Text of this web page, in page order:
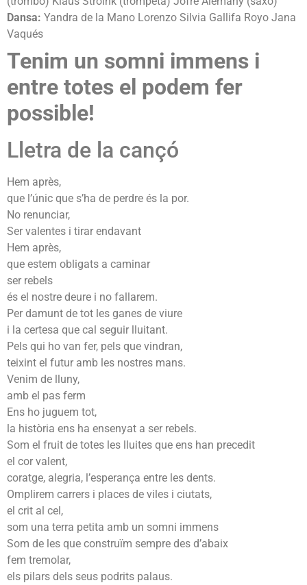
Dansa: Yandra de la Mano Lorenzo Silvia Gallifa Royo Jana
Vaqués
Tenim un somni immens i
entre totes el podem fer
possible!
Lletra de la cançó
Hem après,
que l’únic que s’ha de perdre és la por.
No renunciar,
Ser valentes i tirar endavant
Hem après,
que estem obligats a caminar
ser rebels
és el nostre deure i no fallarem.
Per damunt de tot les ganes de viure
i la certesa que cal seguir lluitant.
Pels qui ho van fer, pels que vindran,
teixint el futur amb les nostres mans.
Venim de lluny,
amb el pas ferm
Ens ho juguem tot,
la història ens ha ensenyat a ser rebels.
Som el fruit de totes les lluites que ens han precedit
el cor valent,
coratge, alegria, l’esperança entre les dents.
Omplirem carrers i places de viles i ciutats,
el crit al cel,
som una terra petita amb un somni immens
Som de les que construïm sempre des d’abaix
fem tremolar,
els pilars dels seus podrits palaus.